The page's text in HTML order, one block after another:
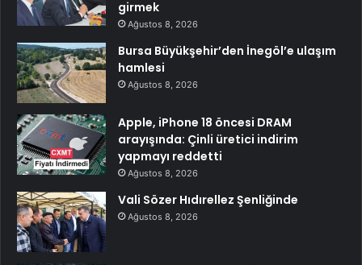
girmek
Ağustos 8, 2026
Bursa Büyükşehir’den İnegöl’e ulaşım
hamlesi
Ağustos 8, 2026
Apple, iPhone 18 öncesi DRAM
arayışında: Çinli üretici indirim
yapmayı reddetti
Ağustos 8, 2026
Vali Sözer Hıdırellez Şenliğinde
Ağustos 8, 2026